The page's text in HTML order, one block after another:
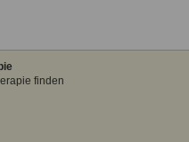
finden